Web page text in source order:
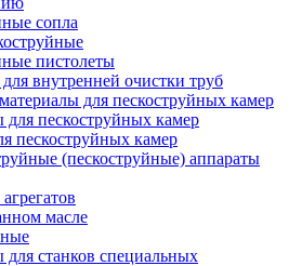
сопла
пистолеты
для внутренней очистки труб
для пескоструйных камер
для пескоструйных камер
пескоструйных камер
(пескоструйные) аппараты
масле
для станков специальных